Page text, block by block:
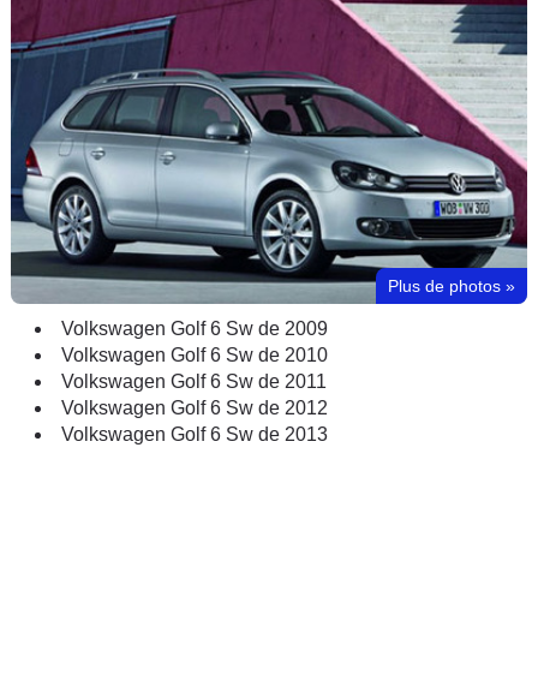
Plus de photos »
Volkswagen Golf 6 Sw de 2009
Volkswagen Golf 6 Sw de 2010
Volkswagen Golf 6 Sw de 2011
Volkswagen Golf 6 Sw de 2012
Volkswagen Golf 6 Sw de 2013